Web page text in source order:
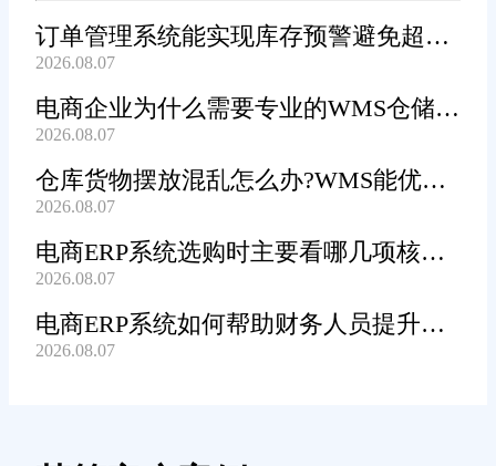
订单管理系统能实现库存预警避免超卖
吗?
2026.08.07
电商企业为什么需要专业的WMS仓储管
理系统?
2026.08.07
仓库货物摆放混乱怎么办?WMS能优化
货位吗?
2026.08.07
电商ERP系统选购时主要看哪几项核心
功能?
2026.08.07
电商ERP系统如何帮助财务人员提升对
账工作效率?
2026.08.07